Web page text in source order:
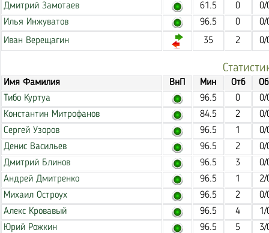
Дмитрий Замотаев
61.5 0
0/
Илья Инжуватов
96.5 0
0/
Иван Верещагин
35 2 0/
Имя Фамилия ВнП Мин Отб
Тибо Куртуа
96.5 0
0/
Константин Митрофанов
84.5 2
0/
Сергей Узоров
96.5 1
0/
Денис Васильев
96.5 2
0/
Дмитрий Блинов
96.5 3
0/
Андрей Дмитренко
96.5 1
2/
Михаил Остроух
96.5 2
0/
Алекс Кровавый
96.5 4
1/
Юрий Рожкин
96.5 5
3/